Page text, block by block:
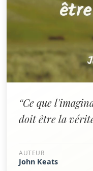
“Ce que
doit être la
AUTEUR
John Keats